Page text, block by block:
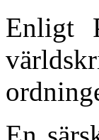
Enligt